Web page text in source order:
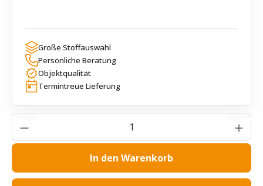
Große Stoffauswahl
Persönliche Beratung
Objektqualität
Termintreue Lieferung
Produkt Anzahl: Gib den gewünschten
In den Warenkorb